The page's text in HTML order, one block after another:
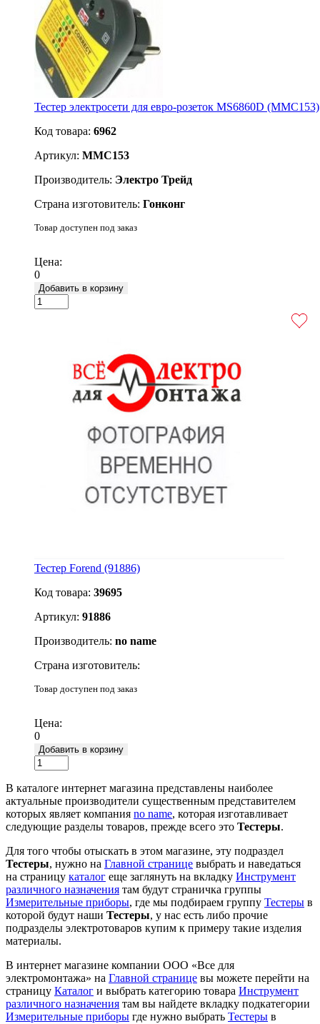
Тестер электросети для евро-розеток MS6860D (MMC153)
Код товара: 6962
Артикул: MMC153
Производитель: Электро Трейд
Страна изготовитель: Гонконг
Товар доступен под заказ
Цена:
0
Добавить в корзину
Тестер Forend (91886)
Код товара: 39695
Артикул: 91886
Производитель: no name
Страна изготовитель:
Товар доступен под заказ
Цена:
0
Добавить в корзину
В каталоге интернет магазина представлены наиболее
актуальные производители существенным представителем
которых являет компания no name, которая изготавливает
следующие разделы товаров, прежде всего это Тестеры.
Для того чтобы отыскать в этом магазине, эту подраздел
Тестеры, нужно на Главной странице выбрать и наведаться
на страницу каталог еще заглянуть на вкладку Инструмент
различного назначения там будут страничка группы
Измерительные приборы, где мы подбираем группу Тестеры в
которой будут наши Тестеры, у нас есть либо прочие
подразделы электротоваров купим к примеру такие изделия
материалы.
В интернет магазине компании ООО «Все для
электромонтажа» на Главной странице вы можете перейти на
страницу Каталог и выбрать категорию товара Инструмент
различного назначения там вы найдете вкладку подкатегории
Измерительные приборы где нужно выбрать Тестеры в